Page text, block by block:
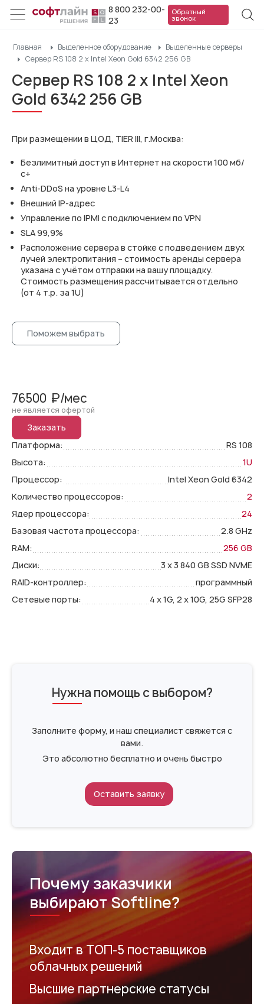
8 800 232-00-
23
Обратный
звонок
Главная Выделенное оборудование
Выделенные серверы
Сервер RS 108 2 x Intel Xeon Gold 6342 256 GB
Сервер RS 108 2 x Intel Xeon
Gold 6342 256 GB
При размещении в ЦОД, TIER III, г.Москва:
Безлимитный доступ в Интернет на скорости 100 мб/
с+
Anti-DDoS на уровне L3-L4
Внешний IP-адрес
Управление по IPMI с подключением по VPN
SLA 99,9%
Расположение сервера в стойке с подведением двух
лучей электропитания – стоимость аренды сервера
указана с учётом отправки на вашу площадку.
Стоимость размещения рассчитывается отдельно
(от 4 т.р. за 1U)
Поможем выбрать
Платформа:
RS 108
Высота:
1U
Процессор:
Intel Xeon Gold 6342
Количество процессоров:
2
Ядер процессора:
24
Базовая частота процессора:
2.8 GHz
RAM:
256 GB
Диски:
3 x 3 840 GB SSD NVME
RAID-контроллер:
программный
Сетевые порты:
4 x 1G, 2 x 10G, 25G SFP28
76500 ₽/мес
не является офертой
Заказать
Нужна помощь с выбором?
Заполните форму, и наш специалист свяжется с
вами.
Это абсолютно бесплатно и очень быстро
Оставить заявку
Почему заказчики
выбирают Softline?
Входит в ТОП-5 поставщиков
облачных решений
Высшие партнерские статусы